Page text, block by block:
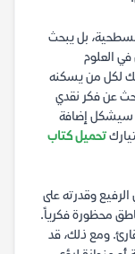
بل يبحث
العلوم
لكل من يسكنه
عن فكر نقدي
سيشكل إضافة
تحميل كتاب
وقدرته على
محظورة فكرياً.
ومع ذلك، قد